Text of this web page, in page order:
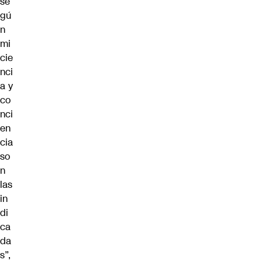
gú
n
mi
cie
nci
a y
co
nci
en
cia
so
n
las
in
di
ca
da
s”,